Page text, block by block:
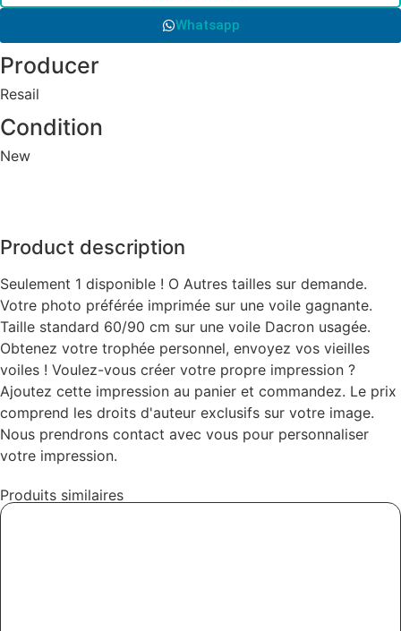
Whatsapp
Producer
Resail
Condition
New
Product description
Seulement 1 disponible ! O Autres tailles sur demande.
Votre photo préférée imprimée sur une voile gagnante.
Taille standard 60/90 cm sur une voile Dacron usagée.
Obtenez votre trophée personnel, envoyez vos vieilles
voiles ! Voulez-vous créer votre propre impression ?
Ajoutez cette impression au panier et commandez. Le prix
comprend les droits d'auteur exclusifs sur votre image.
Nous prendrons contact avec vous pour personnaliser
votre impression.
Produits similaires